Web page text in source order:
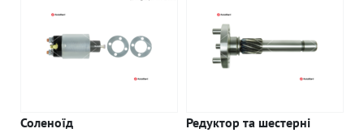
Соленоїд
Редуктор та шестерні